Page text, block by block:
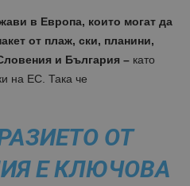
в Европа, които могат да
от плаж, ски, планини,
и България – като
на ЕС. Така че
ОТ
Е КЛЮЧОВА